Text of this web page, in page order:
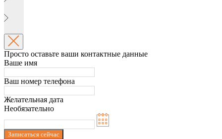
Просто оставьте ваши контактные данные
Ваше имя
Ваш номер телефона
Желательная дата
Необязательно
Записаться сейчас